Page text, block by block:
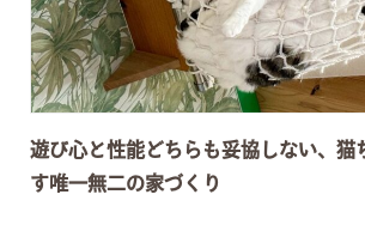
遊び心と性能どちらも妥協しない、猫
す唯一無二の家づくり